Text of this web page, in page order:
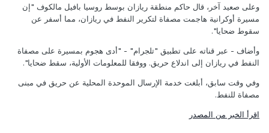
وعلى صعيد آخر، قال حاكم منطقة ريازان بوسط روسيا بافيل مالكوف "إن
مسيرة أوكرانية هاجمت مصفاة لتكرير النفط في ريازان، مما أسفر عن
سقوط ضحايا".
وأضاف - عبر قناته على تطبيق "تلجرام" - "أدى هجوم بمسيرة على مصفاة
النفط في ريازان إلى اندلاع حريق. ووفقا للمعلومات الأولية، سقط ضحايا".
وفي وقت سابق، أبلغت خدمة الإرسال الموحدة المحلية عن حريق في مبنى
مصفاة للنفط.
اقرأ الخبر من المصدر